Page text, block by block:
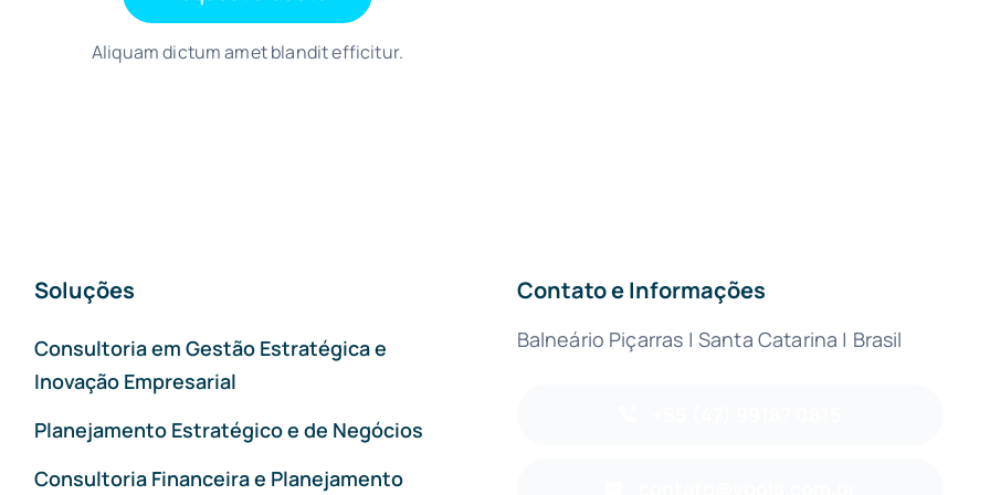
Aliquam dictum amet blandit efficitur.
Soluções
Consultoria em Gestão Estratégica e
Inovação Empresarial
Planejamento Estratégico e de Negócios
Consultoria Financeira e Planejamento
Contato e Informações
Balneário Piçarras | Santa Catarina | Brasil